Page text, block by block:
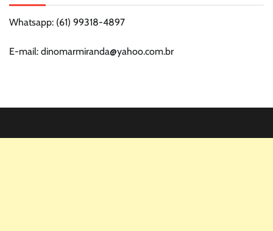
Whatsapp: (61) 99318-4897
E-mail: dinomarmiranda@yahoo.com.br